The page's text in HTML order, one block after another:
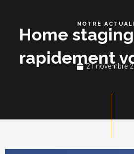
contenu
NOTRE
Home
rapidement
21 novembre